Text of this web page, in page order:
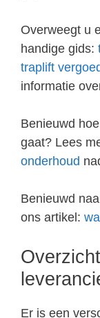
Overweegt u
handige gids:
traplift
informatie
Benieuwd
gaat? Lees
onderhoud
Benieuwd
ons artikel:
Er is een